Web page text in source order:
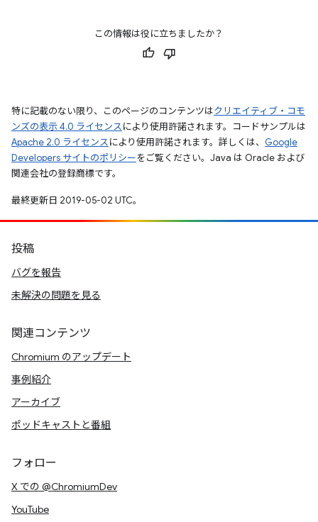
この情報は役に立ちましたか？
特に記載のない限り、このページのコンテンツはクリエイティブ・コモ
ンズの表示 4.0 ライセンスにより使用許諾されます。コードサンプルは
Apache 2.0 ライセンスにより使用許諾されます。詳しくは、 Google
Developers サイトのポリシーをご覧ください。Java は Oracle および
関連会社の登録商標です。
最終更新日 2019-05-02 UTC。
投稿
バグを報告
未解決の問題を見る
関連コンテンツ
Chromium のアップデート
事例紹介
アーカイブ
ポッドキャストと番組
フォロー
X での @ChromiumDev
YouTube